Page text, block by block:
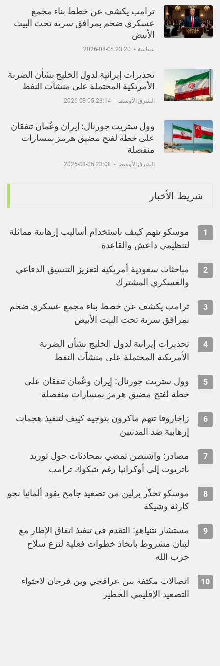
ترامب يكشف عن خطط بناء مجمع
عسكري ضخم بمرافق سرية تحت البيت
الأبيض
سياسة -
23:20 05-08-2026
تحذيرات إيرانية لدول الخليج بشأن الضربة
الأمريكية المحتملة على منشآت النفط
الشرق الأوسط -
23:14 05-08-2026
وول ستريت جورنال: إيران وعُمان تتفقان
على خطة لفتح مضيق هرمز بمسارات
منفصلة
الشرق الأوسط -
23:08 05-08-2026
شريط الأخبار
1
موسكو تتهم كييف باستخدام أساليب إرهابية مماثلة
لتنظيمي داعش والقاعدة
2
مباحثات سعودية أمريكية لتعزيز التنسيق الدفاعي
والعسكري المشترك
3
ترامب يكشف عن خطط بناء مجمع عسكري ضخم
بمرافق سرية تحت البيت الأبيض
4
تحذيرات إيرانية لدول الخليج بشأن الضربة
الأمريكية المحتملة على منشآت النفط
5
وول ستريت جورنال: إيران وعُمان تتفقان على
خطة لفتح مضيق هرمز بمسارات منفصلة
6
زاخاروفا تتهم ماكرون بتوجيه كييف لتنفيذ هجمات
إرهابية ضد المدنيين
7
مصادر: واشنطن تمضي بمحادثات حول توريد
باتريوت إلى أوكرانيا رغم شكوك ترامب
8
موسكو تحذّر برلين من تصعيد جامح يقود ألمانيا نحو
كارثة وشيكة
9
مستشار نتنياهو: التقدم في تنفيذ اتفاق الإطار مع
لبنان مشروط باتخاذ خطوات فعلية لنزع سلاح
حزب الله
10
اتصالات مكثفة بين عراقجي وبن فرحان لاحتواء
التصعيد الإقليمي الخطير